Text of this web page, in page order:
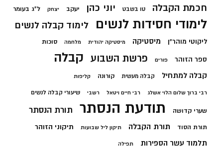
חכמת הקבלה טו בשבט יוני כהן יעקב יצחק ל"ג בעומר
לימודי חסידות לנשים לימוד קבלה לנשים
ליקוטי מוהר"ן מיסטיקה מיסטיקה יהודית מלחמה סוכות
ספר הזוהר פורים פרשת השבוע קבלה
קבלה למתחיל קבלה מעשית קורונה קליפות
רבי ברוך שלום הלוי אשלג רבי חיים ויטאל רשבי שיעורי קבלה לנשים
שערי קדושה תודעת הנסתר תורת הנסתר
תורת הסוד תורת הקבלה תיקון ליל שבועות תיקוני הזוהר
תלמוד עשר הספירות תפילה